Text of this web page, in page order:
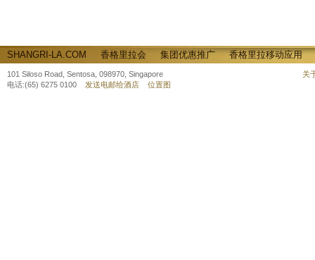
SHANGRI-LA.COM 香格里拉会 集团优惠推广 香格里拉移动应用
101 Siloso Road, Sentosa, 098970, Singapore
电话:(65) 6275 0100 发送电邮给酒店 位置图
关